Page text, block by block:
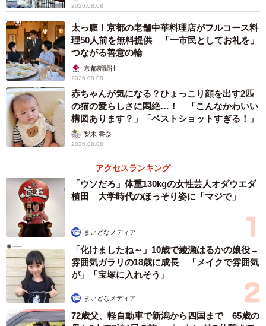
──商品作りにあたり、天王寺動物園とはどのようなやり取
りを？
天王寺動物園には、ぬいぐるみの方のみ監修をしていただ
いています。くちばしの周りに生えている長いヒゲや足の
形、「実は退化した翼がある」といった細かい点などを、
写真付きでいろいろと教わりました。サンプルの完成後
も、本物のキーウィと見比べながらよりリアルに作りこん
でいきました。
3/5
2026.08.08
太っ腹！京都の老舗中華料理店がフルコース料
理50人前を無料提供 「一市民としてお礼を」
つながる善意の輪
京都新聞社
2026.08.08
赤ちゃんが気になる？ひょっこり顔を出す2匹
の猫の愛らしさに悶絶…！ 「こんなかわいい
構図あります？」「ベストショットすぎる！」
梨木 香奈
2026.08.08
アクセスランキング
「ウソだろ」体重130kgの女性芸人オダウエダ
植田 大学時代のほっそり姿に「マジで」
まいどなメディア
「化けましたね～」10歳で綾瀬はるかの娘役→
雰囲気ガラリの18歳に成長 「メイクで雰囲気
が」「宝塚に入れそう」
まいどなメディア
72歳父、軽自動車で新潟から四国まで 65歳の